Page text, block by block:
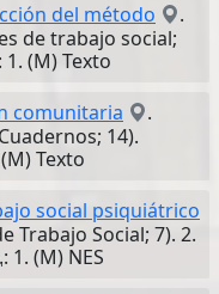
del método
.
de trabajo social;
: 1. (M) Texto
comunitaria
.
14).
Texto
social psiquiátrico
Trabajo Social; 7). 2.
: 1. (M) NES